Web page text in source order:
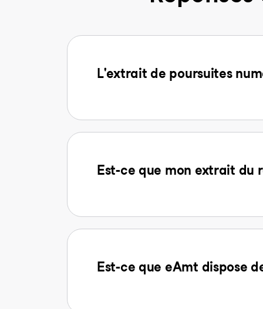
L'extrait de poursuites
Est-ce que mon extrait du
Est-ce que eAmt dispose